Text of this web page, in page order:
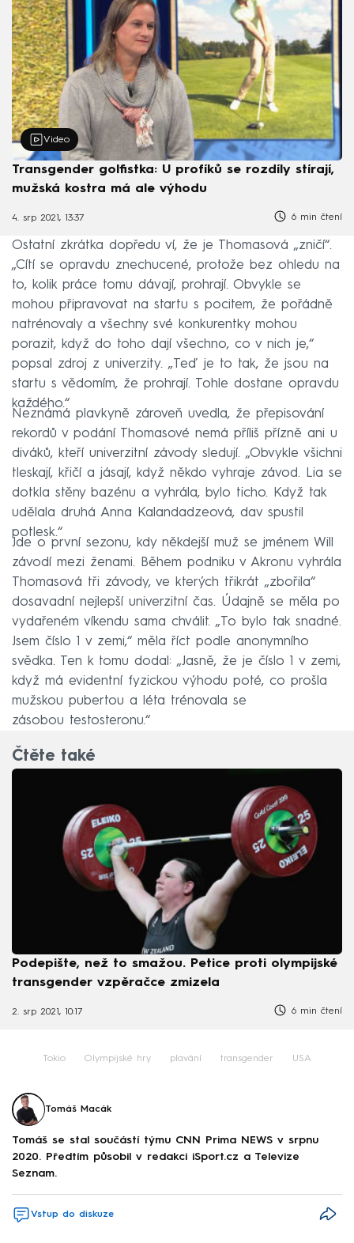
Video
Transgender golfistka: U profíků se rozdíly stírají,
mužská kostra má ale výhodu
4. srp 2021, 13:37 6 min čtení
Ostatní zkrátka dopředu ví, že je Thomasová „zničí“.
„Cítí se opravdu znechucené, protože bez ohledu na
to, kolik práce tomu dávají, prohrají. Obvykle se
mohou připravovat na startu s pocitem, že pořádně
natrénovaly a všechny své konkurentky mohou
porazit, když do toho dají všechno, co v nich je,“
popsal zdroj z univerzity. „Teď je to tak, že jsou na
startu s vědomím, že prohrají. Tohle dostane opravdu
každého.“
Neznámá plavkyně zároveň uvedla, že přepisování
rekordů v podání Thomasové nemá příliš přízně ani u
diváků, kteří univerzitní závody sledují. „Obvykle všichni
tleskají, křičí a jásají, když někdo vyhraje závod. Lia se
dotkla stěny bazénu a vyhrála, bylo ticho. Když tak
udělala druhá Anna Kalandadzeová, dav spustil
potlesk.“
Jde o první sezonu, kdy někdejší muž se jménem Will
závodí mezi ženami. Během podniku v Akronu vyhrála
Thomasová tři závody, ve kterých třikrát „zbořila“
dosavadní nejlepší univerzitní čas. Údajně se měla po
vydařeném víkendu sama chválit. „To bylo tak snadné.
Jsem číslo 1 v zemi,“ měla říct podle anonymního
svědka. Ten k tomu dodal: „Jasně, že je číslo 1 v zemi,
když má evidentní fyzickou výhodu poté, co prošla
mužskou pubertou a léta trénovala se
zásobou testosteronu.“
Čtěte také
Podepište, než to smažou. Petice proti olympijské
transgender vzpěračce zmizela
2. srp 2021, 10:17 6 min čtení
Tokio Olympijské hry plavání transgender USA
Tomáš Macák
Tomáš se stal součástí týmu CNN Prima NEWS v srpnu
2020. Předtím působil v redakci iSport.cz a Televize
Seznam.
Vstup do diskuze